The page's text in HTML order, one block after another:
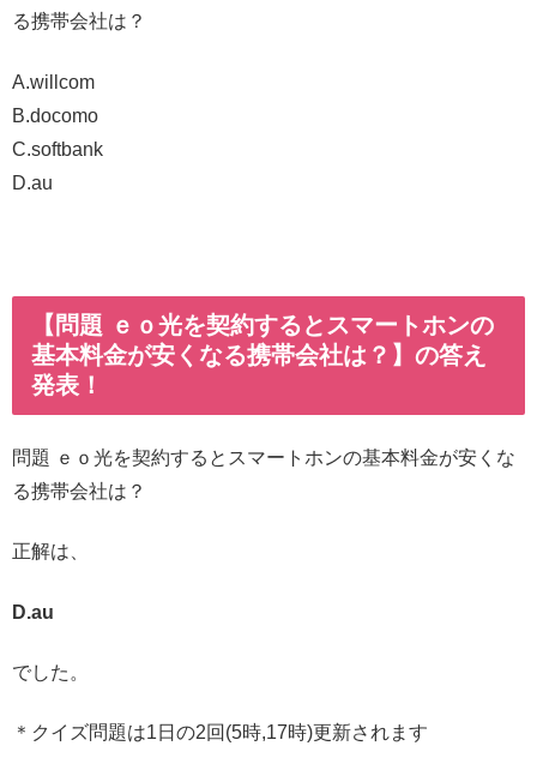
る携帯会社は？
A.willcom
B.docomo
C.softbank
D.au
【問題 ｅｏ光を契約するとスマートホンの
基本料金が安くなる携帯会社は？】の答え
発表！
問題 ｅｏ光を契約するとスマートホンの基本料金が安くな
る携帯会社は？
正解は、
D.au
でした。
＊クイズ問題は1日の2回(5時,17時)更新されます